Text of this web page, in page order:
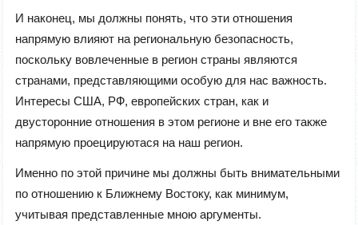
И наконец, мы должны понять, что эти отношения
напрямую влияют на региональную безопасность,
поскольку вовлеченные в регион страны являются
странами, представляющими особую для нас важность.
Интересы США, РФ, европейских стран, как и
двусторонние отношения в этом регионе и вне его также
напрямую проецируютася на наш регион.
Именно по этой причине мы должны быть внимательными
по отношению к Ближнему Востоку, как минимум,
учитывая представленные мною аргументы.